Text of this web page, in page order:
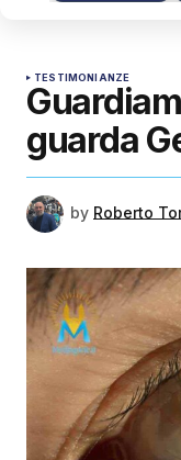
TESTIMONIANZE
guarda
by Roberto